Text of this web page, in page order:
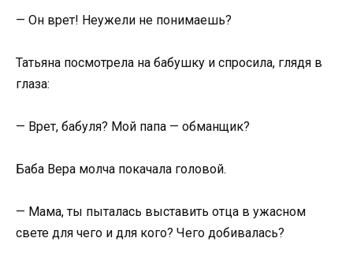
— Он врет! Неужели не понимаешь?
Татьяна посмотрела на бабушку и спросила, глядя в
глаза:
— Врет, бабуля? Мой папа — обманщик?
Баба Вера молча покачала головой.
— Мама, ты пыталась выставить отца в ужасном
свете для чего и для кого? Чего добивалась?